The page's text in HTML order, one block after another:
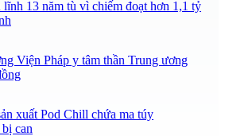
13 năm tù vì chiếm đoạt hơn 1,1 tỷ
Viện Pháp y tâm thần Trung ương
xuất Pod Chill chứa ma túy
can